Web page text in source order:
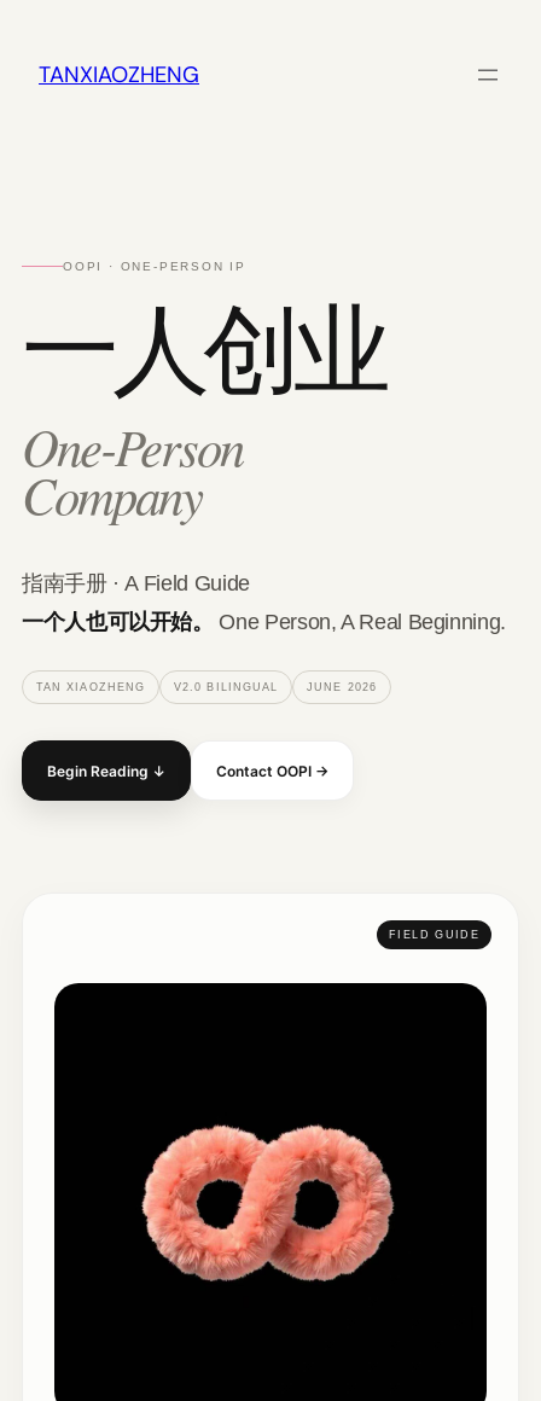
TANXIAOZHENG
OOPI · ONE-PERSON IP
一人创业
One-Person
Company
指南手册 · A Field Guide
一个人也可以开始。
One Person, A Real Beginning.
TAN XIAOZHENG V2.0 BILINGUAL JUNE 2026
Begin Reading ↓ Contact OOPI →